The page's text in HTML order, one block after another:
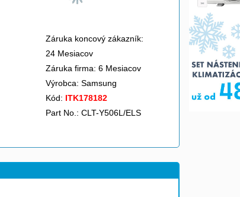
Záruka koncový zákazník:
24 Mesiacov
Záruka firma: 6 Mesiacov
Výrobca: Samsung
Kód: ITK178182
Part No.: CLT-Y506L/ELS